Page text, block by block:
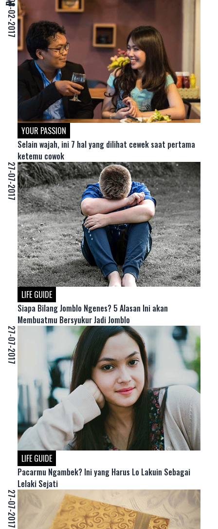
08-02-2017
YOUR PASSION
Selain wajah, ini 7 hal yang dilihat cewek saat pertama
ketemu cowok
27-07-2017
LIFE GUIDE
Siapa Bilang Jomblo Ngenes? 5 Alasan Ini akan
Membuatmu Bersyukur Jadi Jomblo
27-07-2017
LIFE GUIDE
Pacarmu Ngambek? Ini yang Harus Lo Lakuin Sebagai
Lelaki Sejati
27-07-2017